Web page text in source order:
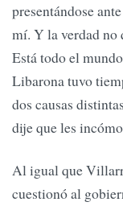
presentándose
mí. Y la verdad no
Está todo el
Libarona tuvo
dos causas
dije que les
Al igual que
cuestionó al